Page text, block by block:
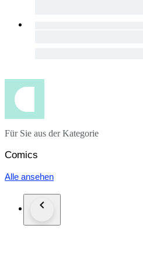
Für Sie aus der Kategorie
Comics
Alle ansehen